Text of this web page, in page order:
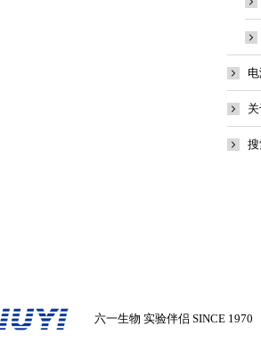
六一生物 实验伴侣 SINCE 1970